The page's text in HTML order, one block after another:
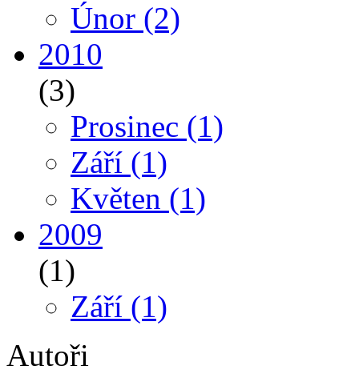
Únor (2)
2010
(3)
Prosinec (1)
Září (1)
Květen (1)
2009
(1)
Září (1)
Autoři